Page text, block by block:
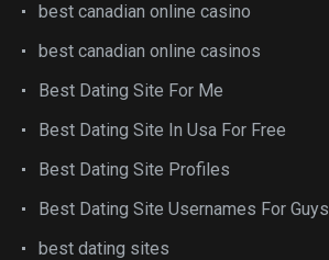
best canadian online casino
best canadian online casinos
Best Dating Site For Me
Best Dating Site In Usa For Free
Best Dating Site Profiles
Best Dating Site Usernames For Guys
best dating sites